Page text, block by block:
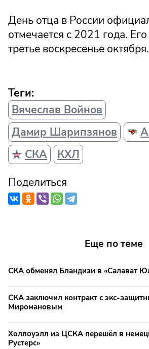
День отца в России
отмечается с 2021 года.
третье воскресенье октября.
Теги:
Вячеслав Войнов
Дамир Шарипзянов
СКА
КХЛ
Поделиться
Еще по теме
СКА обменял Бландизи в «Салават
СКА заключил контракт с экс-
Миромановым
Холлоуэлл из ЦСКА перешёл в
Рустерс»